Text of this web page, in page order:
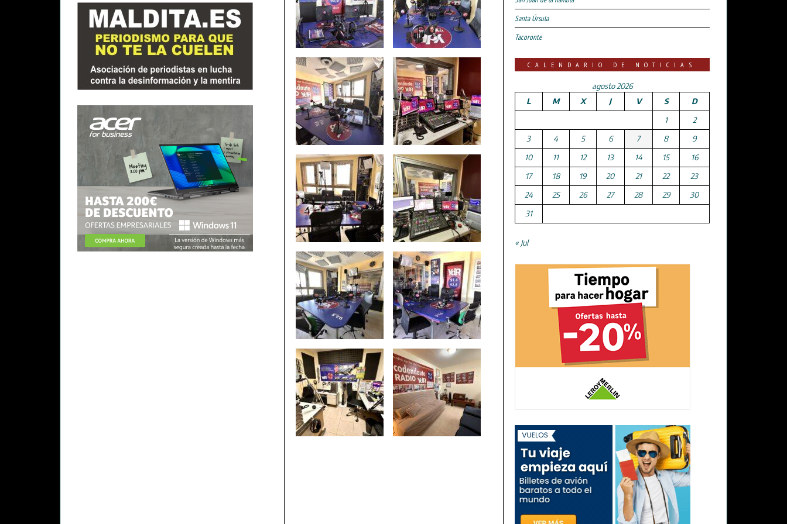
Santa Úrsula
Tacoronte
CALENDARIO DE NOTICIAS
agosto 2026
L
M X J V S
D
1
2
3
4 5 6 7 8
9
10
11 12 13 14 15
16
17
18 19 20 21 22
23
24
25 26 27 28 29
30
31
« Jul